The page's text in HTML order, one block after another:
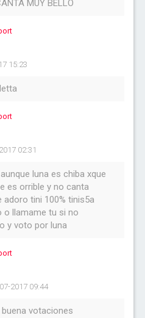
MUY BELLO
15:23
02:31
luna es chiba xque
es orrible y no canta
tini 100% tinis5a
o llamame tu si no
y voto por luna
2017 09:44
votaciones